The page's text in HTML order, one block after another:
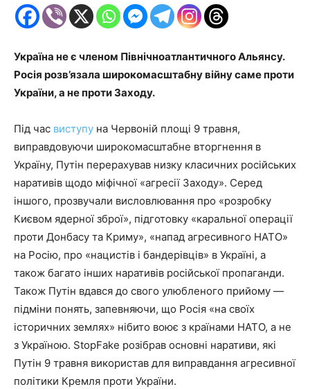
Україна не є членом Північноатлантичного Альянсу.
Росія розв’язала широкомасштабну війну саме проти
України, а не проти Заходу.
Під час виступу на Червоній площі 9 травня,
виправдовуючи широкомасштабне вторгнення в
Україну, Путін перерахував низку класичних російських
наративів щодо міфічної «агресії Заходу». Серед
іншого, прозвучали висловлювання про «розробку
Києвом ядерної зброї», підготовку «каральної операції
проти Донбасу та Криму», «напад агресивного НАТО»
на Росію, про «нацистів і бандерівців» в Україні, а
також багато інших наративів російської пропаганди.
Також Путін вдався до свого улюбленого прийому —
підміни понять, запевняючи, що Росія «на своїх
історичних землях» нібито воює з країнами НАТО, а не
з Україною. StopFake розібрав основні наративи, які
Путін 9 травня використав для виправдання агресивної
політики Кремля проти України.